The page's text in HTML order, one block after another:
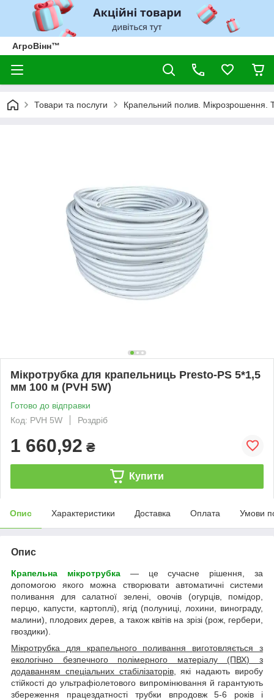
АгроВінн™
Товари та послуги Крапельний полив. Мікрозрошення.
Мікротрубка для крапельниць Presto-PS 5*1,5
мм 100 м (PVH 5W)
Готово до відправки
Код: PVH 5W
Роздріб
1 660,92 ₴
Купити
Опис Характеристики Доставка Оплата Умови
Опис
Крапельна мікротрубка
— це сучасне рішення, за
допомогою якого можна створювати автоматичні системи
поливання для салатної зелені, овочів (огурців, помідор,
перцю, капусти, картоплі), ягід (полуниці, лохини, винограду,
малини), плодових дерев, а також квітів на зрізі (рож, гербери,
гвоздики).
Мікротрубка для крапельного поливання виготовляється з
екологічно безпечного полімерного матеріалу (ПВХ) з
додаванням спеціальних стабілізаторів, які надають виробу
стійкості до ультрафіолетового випромінювання й гарантують
збереження працездатності трубки впродовж 5-6 років і